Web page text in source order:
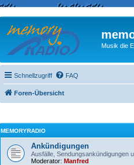
Musik die
Schnellzugriff FAQ
Foren-Übersicht
MEMORYRADIO
Ankündigungen
Ausfälle, Sendungsankündigungen
Moderator: Manfred